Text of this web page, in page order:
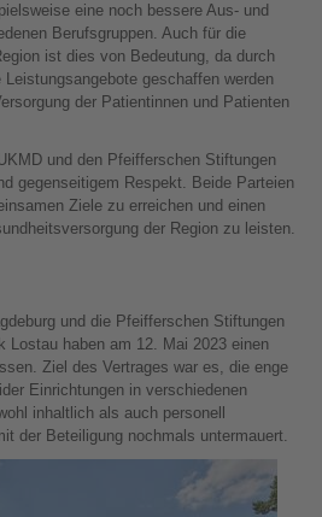
eine noch bessere Aus- und
Berufsgruppen. Auch für die
ist dies von Bedeutung, da durch
geschaffen werden
der Patientinnen und Patienten
und den Pfeifferschen Stiftungen
gegenseitigem Respekt. Beide Parteien
Ziele zu erreichen und einen
der Region zu leisten.
und die Pfeifferschen Stiftungen
Lostau haben am 12. Mai 2023 einen
Ziel des Vertrages war es, die enge
Einrichtungen in verschiedenen
inhaltlich als auch personell
der Beteiligung nochmals untermauert.